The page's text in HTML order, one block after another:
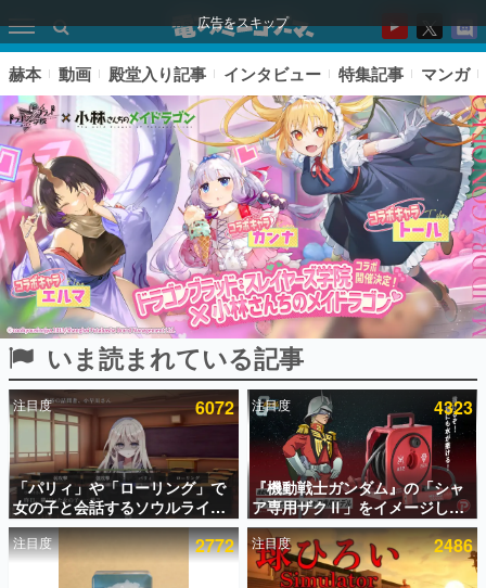
広告をスキップ
ピックアップ
電ファミのいま読まれている記事ランキング
アプリセール情報
インタビュー
連載・特集一覧
赫本 動画 殿堂入り記事 インタビュー 特集記事 マンガ
いま読まれている記事
注目度 6072
「パリィ」や「ローリング」で
女の子と会話するソウルライク
恋愛ゲーム『小早川さんはソウ
ルライク』無料公開。返事に失
敗すると「YOU DIED」
注目度 4323
『機動戦士ガンダム』の「シャ
ア専用ザクⅡ」をイメージした
散水ホースリールが予約開始。
本体にはシャアのパーソナルマ
ークやジオン公国軍のエンブレ
注目度 2772 注目度 2486